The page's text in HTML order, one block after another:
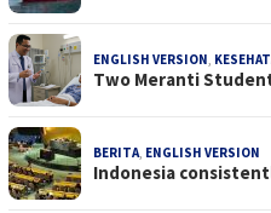
ENGLISH VERSION
Two Meranti
BERITA ENGLISH VERSION
Indonesia